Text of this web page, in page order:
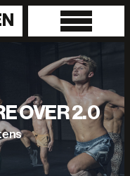
OVER 2.0